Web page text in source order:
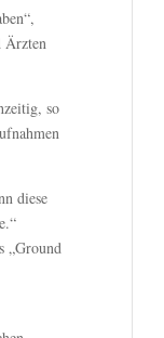
Ärzten
so
diese
„Ground